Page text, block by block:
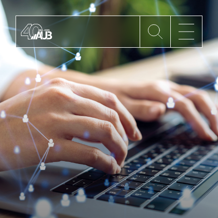
Die AUB
Mitgliedschaft
AUB Videos
Aktuelles
Newsletter